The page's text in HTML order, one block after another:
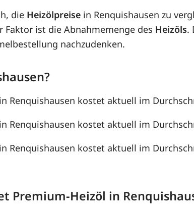
die Heizölpreise in Renquishausen zu
Faktor ist die Abnahmemenge des Heizöls.
nachzudenken.
Renquishausen kostet aktuell im
Renquishausen kostet aktuell im
Renquishausen kostet aktuell im
Premium-Heizöl in